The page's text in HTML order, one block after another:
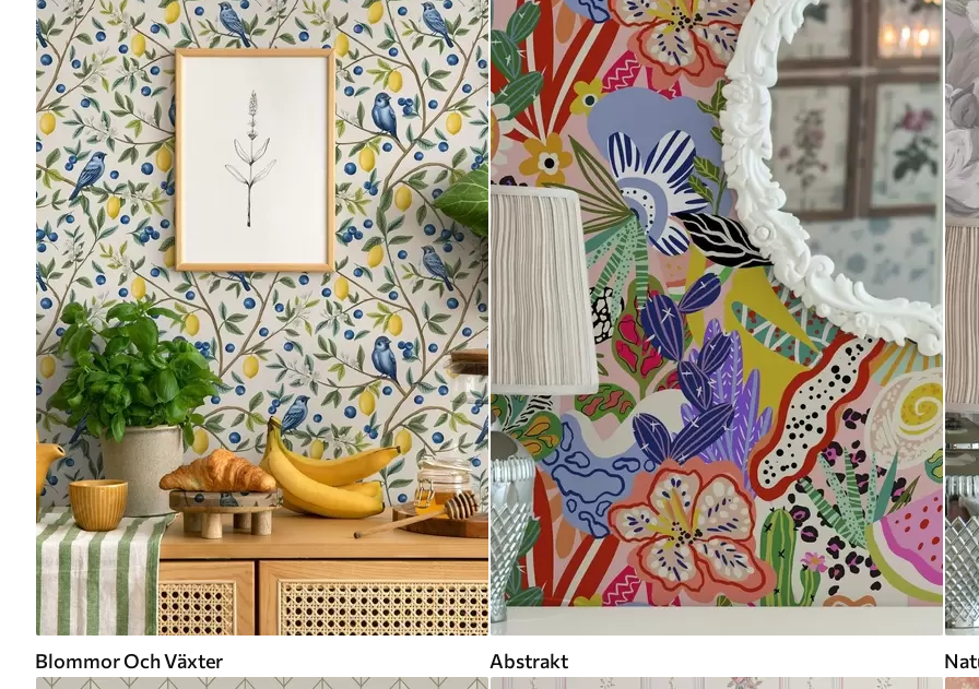
Blommor Och Växter Abstrakt